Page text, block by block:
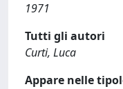
1971
Tutti gli autori
Curti, Luca
Appare nelle